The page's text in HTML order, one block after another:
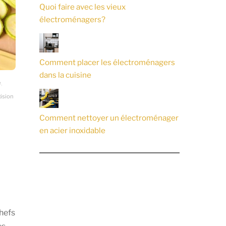
Quoi faire avec les vieux
électroménagers?
Comment placer les électroménagers
dans la cuisine
Comment nettoyer un électroménager
en acier inoxidable